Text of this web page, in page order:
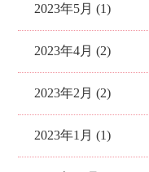
2023年5月 (1)
2023年4月 (2)
2023年2月 (2)
2023年1月 (1)